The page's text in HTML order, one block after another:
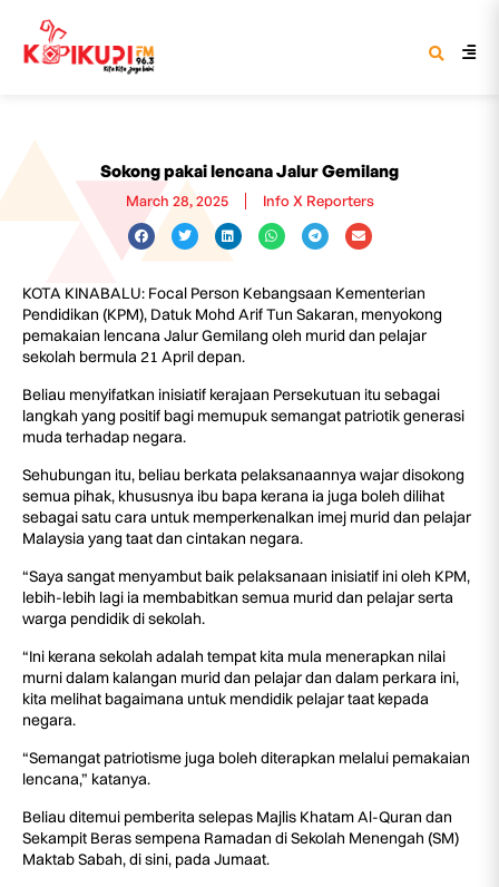
Sokong pakai lencana Jalur Gemilang
March 28, 2025 Info X Reporters
KOTA KINABALU: Focal Person Kebangsaan Kementerian
Pendidikan (KPM), Datuk Mohd Arif Tun Sakaran, menyokong
pemakaian lencana Jalur Gemilang oleh murid dan pelajar
sekolah bermula 21 April depan.
Beliau menyifatkan inisiatif kerajaan Persekutuan itu sebagai
langkah yang positif bagi memupuk semangat patriotik generasi
muda terhadap negara.
Sehubungan itu, beliau berkata pelaksanaannya wajar disokong
semua pihak, khususnya ibu bapa kerana ia juga boleh dilihat
sebagai satu cara untuk memperkenalkan imej murid dan pelajar
Malaysia yang taat dan cintakan negara.
“Saya sangat menyambut baik pelaksanaan inisiatif ini oleh KPM,
lebih-lebih lagi ia membabitkan semua murid dan pelajar serta
warga pendidik di sekolah.
“Ini kerana sekolah adalah tempat kita mula menerapkan nilai
murni dalam kalangan murid dan pelajar dan dalam perkara ini,
kita melihat bagaimana untuk mendidik pelajar taat kepada
negara.
“Semangat patriotisme juga boleh diterapkan melalui pemakaian
lencana,” katanya.
Beliau ditemui pemberita selepas Majlis Khatam Al-Quran dan
Sekampit Beras sempena Ramadan di Sekolah Menengah (SM)
Maktab Sabah, di sini, pada Jumaat.